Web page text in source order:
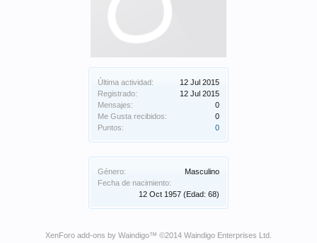
Última actividad:
12 Jul 2015
Registrado:
12 Jul 2015
Mensajes:
0
Me Gusta recibidos:
0
Puntos:
0
Género:
Masculino
Fecha de nacimiento:
12 Oct 1957 (Edad: 68)
XenForo add-ons by Waindigo™ ©2014 Waindigo Enterprises Ltd